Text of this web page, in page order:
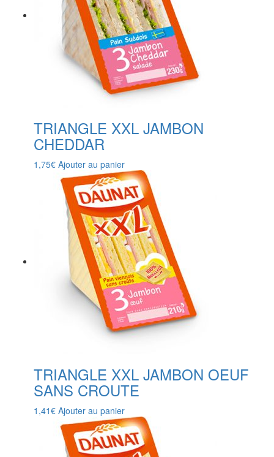
TRIANGLE XXL JAMBON
CHEDDAR
1,75€ Ajouter au panier
TRIANGLE XXL JAMBON OEUF
SANS CROUTE
1,41€ Ajouter au panier